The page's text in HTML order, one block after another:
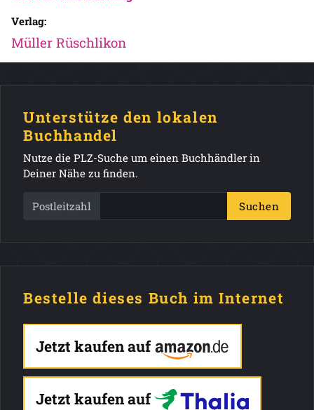
Verlag:
Müller Rüschlikon
Unterstütze den lokalen
Buchhandel
Nutze die PLZ-Suche um einen Buchhändler in
Deiner Nähe zu finden.
Postleitzahl Suchen
Bestelle dieses Buch im Internet
Jetzt kaufen auf
Jetzt kaufen auf